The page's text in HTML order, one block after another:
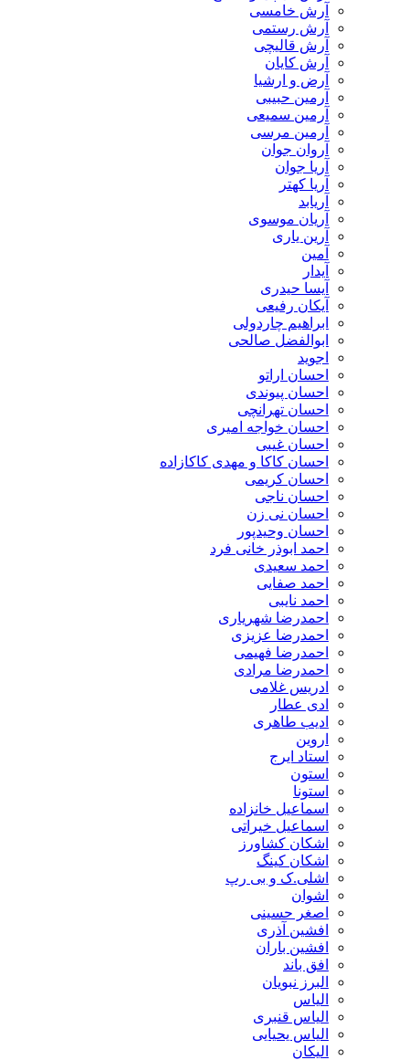
آرش خامسی
آرش رستمی
آرش قالیچی
آرش کایان
​آرض و ارشیا
آرمین حبیبی
آرمین سمیعی
آرمین مرسی
آروان جوان
آریا جوان
آریا کهتر
آریان موسوی
آرین یاری
آیسا حیدری
آیکان رفیعی
ابراهیم چاردولی
ابوالفضل صالحی
احسان اراتو
احسان پیوندی
احسان تهرانچی
احسان خواجه امیری
احسان غیبی
احسان کاکا و مهدی کاکازاده
احسان کریمی
احسان ناجی
احسان نی زن
احسان وحیدپور
احمد ابوذر خانی فرد
احمد سعیدی
احمد صفایی
احمد نایبی
احمدرضا شهریاری
احمدرضا عزیزی
احمدرضا فهیمی
احمدرضا مرادی
ادریس غلامی
ادی عطار
ادیب طاهری
استاد ایرج
اسماعیل خانزاده
اسماعیل خیراتی
اشکان کشاورز
اشکان کینگ
اشلی.ک و بی رپ
اصغر حسینی
افشین آذری
افشین باران
افق باند
البرز نبویان
الیاس قنبرى
الیاس یحیایی